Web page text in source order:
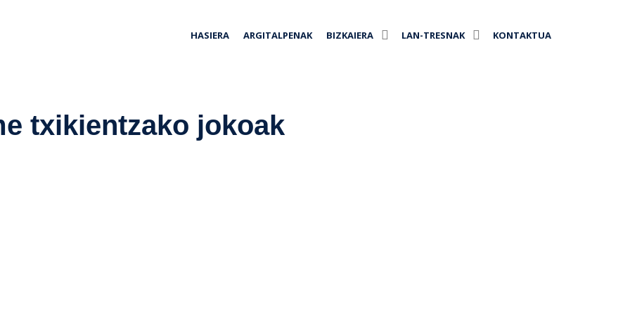
HASIERA ARGITALPENAK BIZKAIERA LAN-TRESNAK KONTAKTUA
txikientzako jokoak